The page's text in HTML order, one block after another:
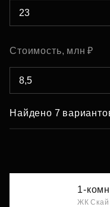
Стоимость, млн ₽
Найдено 7
1-
ЖК Скай